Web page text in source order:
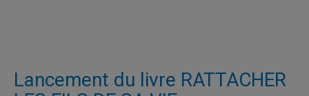
Lancement du livre RATTACHER